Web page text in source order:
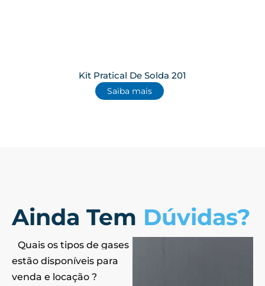
Kit Pratical De Solda 201
Saiba mais
Ainda Tem Dúvidas?
Quais os tipos de gases
estão disponíveis para
venda e locação ?